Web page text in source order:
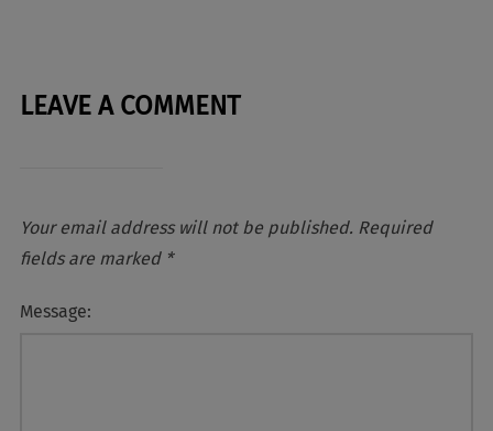
LEAVE A COMMENT
Your email address will not be published. Required
fields are marked *
Message: